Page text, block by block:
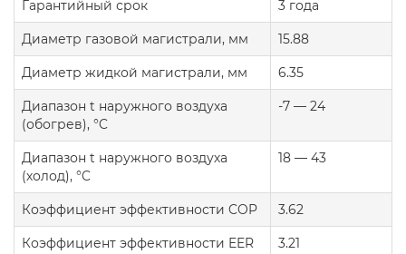
Гарантийный срок 3 года
Диаметр газовой магистрали, мм 15.88
Диаметр жидкой магистрали, мм 6.35
Диапазон t наружного воздуха
(обогрев), °C
-7 — 24
Диапазон t наружного воздуха
(холод), °C
18 — 43
Коэффициент эффективности COP 3.62
Коэффициент эффективности EER 3.21